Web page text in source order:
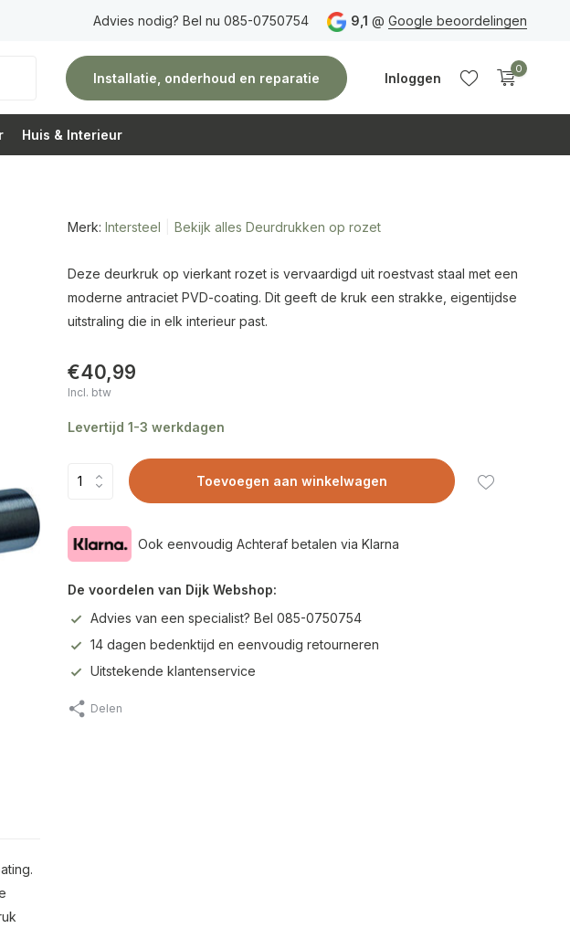
Dealer in Nederland Gratis verzendingvanaf 150 euro Vóór 14:00 uur besteld,
Advies nodig? Bel nu 085-0750754 9,1 @ Google beoordelingen
Installatie, onderhoud en reparatie Inloggen
aanmaken
Account
0
Huis & Interieur
Merk: Intersteel Bekijk alles Deurdrukken op rozet
Deze deurkruk op vierkant rozet is vervaardigd uit roestvast staal met een
moderne antraciet PVD-coating. Dit geeft de kruk een strakke, eigentijdse
uitstraling die in elk interieur past.
€40,99
Incl. btw
Levertijd 1-3 werkdagen
Toevoegen aan winkelwagen
Ook eenvoudig Achteraf betalen via Klarna
De voordelen van Dijk Webshop:
Advies van een specialist? Bel 085-0750754
14 dagen bedenktijd en eenvoudig retourneren
Uitstekende klantenservice
Delen